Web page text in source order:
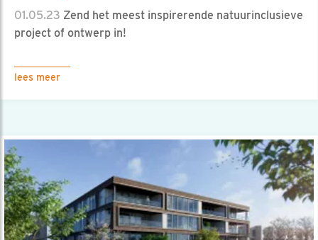
01.05.23 Zend het meest inspirerende natuurinclusieve
project of ontwerp in!
lees meer